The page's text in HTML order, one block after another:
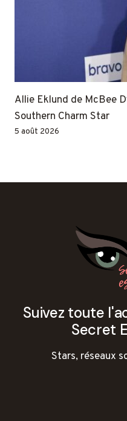
Allie Eklund de McBee
Southern Charm Star
5 août 2026
Suivez toute
Secret
Stars, réseaux